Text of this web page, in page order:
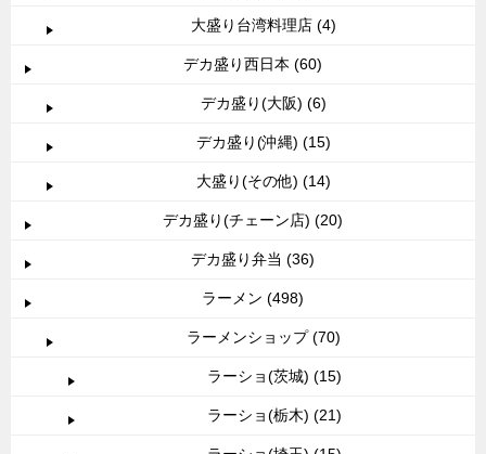
大盛り台湾料理店 (4)
デカ盛り西日本 (60)
デカ盛り(大阪) (6)
デカ盛り(沖縄) (15)
大盛り(その他) (14)
デカ盛り(チェーン店) (20)
デカ盛り弁当 (36)
ラーメン (498)
ラーメンショップ (70)
ラーショ(茨城) (15)
ラーショ(栃木) (21)